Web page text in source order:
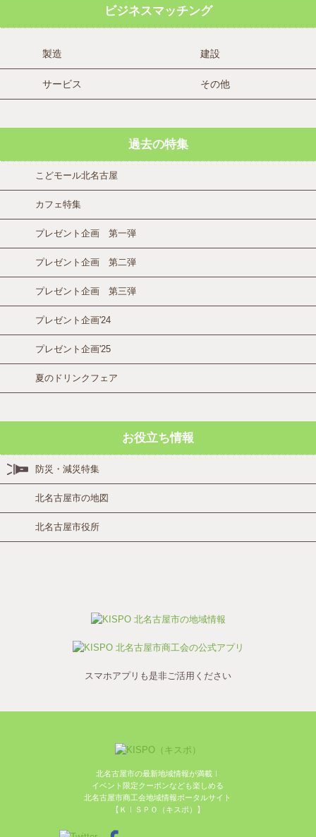
ビジネスマッチング
製造 建設
サービス その他
過去の特集
こどモール北名古屋
カフェ特集
プレゼント企画 第一弾
プレゼント企画 第二弾
プレゼント企画 第三弾
プレゼント企画'24
プレゼント企画'25
夏のドリンクフェア
お役立ち情報
防災・減災特集
北名古屋市の地図
北名古屋市役所
スマホアプリも是非ご活用ください
北名古屋市の最新地域情報が満載！
イベント限定クーポンなども楽しめる
北名古屋市商工会地域情報ポータルサイト
【ＫＩＳＰＯ（キスポ）】